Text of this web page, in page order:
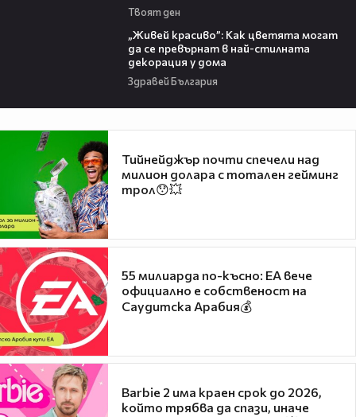
Твоят ден
„Живей красиво”: Как цветята могат
да се превърнат в най-стилната
декорация у дома
Здравей България
Тийнейджър почти спечели над
милион долара с тотален гейминг
трол😯💥
55 милиарда по-късно: EA вече
официално е собственост на
Саудитска Арабия💰
Barbie 2 има краен срок до 2026,
който трябва да спази, иначе